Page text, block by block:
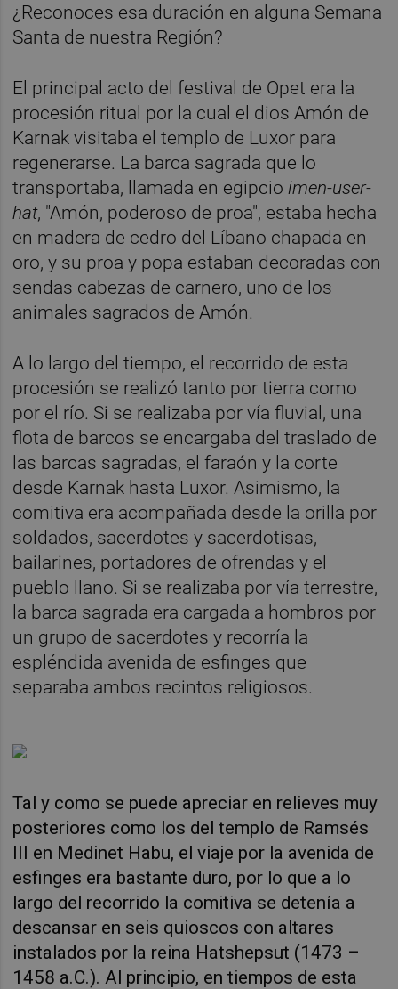
¿Reconoces esa duración en alguna Semana
Santa de nuestra Región?
El principal acto del festival de Opet era la
procesión ritual por la cual el dios Amón de
Karnak visitaba el templo de Luxor para
regenerarse. La barca sagrada que lo
transportaba, llamada en egipcioimen-user-
hat, "Amón, poderoso de proa", estaba hecha
en madera de cedro del Líbano chapada en
oro, y su proa y popa estaban decoradas con
sendas cabezas de carnero, uno de los
animales sagrados de Amón.
A lo largo del tiempo, el recorrido de esta
procesión se realizó tanto por tierra como
por el río. Si se realizaba por vía fluvial, una
flota de barcos se encargaba del traslado de
las barcas sagradas, el faraón y la corte
desde Karnak hasta Luxor. Asimismo, la
comitiva era acompañada desde la orilla por
soldados, sacerdotes y sacerdotisas,
bailarines, portadores de ofrendas y el
pueblo llano. Si se realizaba por vía terrestre,
la barca sagrada era cargada a hombros por
un grupo de sacerdotes y recorría la
espléndida avenida de esfinges que
separaba ambos recintos religiosos.
Tal y como se puede apreciar en relieves muy
posteriores como los del templo de Ramsés
III en Medinet Habu, el viaje por la avenida de
esfinges era bastante duro, por lo que a lo
largo del recorrido la comitiva se detenía a
descansar en seis quioscos con altares
instalados por la reina Hatshepsut (1473 –
1458 a.C.). Al principio, en tiempos de esta